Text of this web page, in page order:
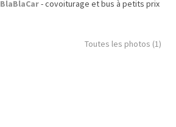
BlaBlaCar- covoiturage et bus à petits prix
Toutes les photos (1)